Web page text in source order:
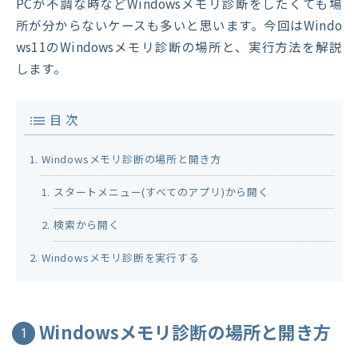
所が分からないケースも多いと思います。今回はWindo
ws11のWindowsメモリ診断の場所と、実行方法を解説
します。
目 次
Windowsメモリ診断の場所と開き方
スタートメニュー(すべてのアプリ)から開く
検索から開く
Windowsメモリ診断を実行する
1 Windowsメモリ診断の場所と開き方